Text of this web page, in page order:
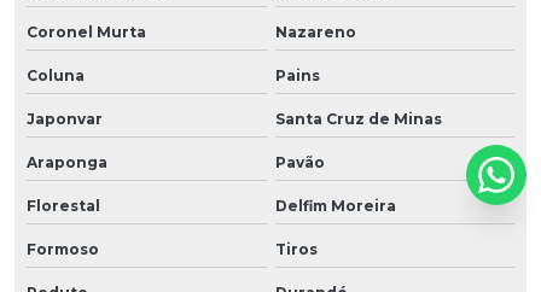
Coronel Murta Nazareno
Coluna Pains
Japonvar Santa Cruz de Minas
Araponga Pavão
Florestal Delfim Moreira
Formoso Tiros